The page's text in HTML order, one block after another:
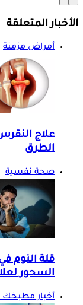
الأخبار المتعلقة
أمراض مزمنة
علاج
الطرق
صحة نفسية
قلة النوم
السحور
أخبار